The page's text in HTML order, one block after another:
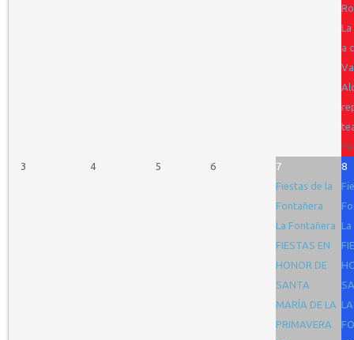
a
3
4 5 6
7
Fiestas de la
Fontañera
La Fontañera
FIESTAS EN
HONOR DE
SANTA
MARÍA DE LA
PRIMAVERA
8